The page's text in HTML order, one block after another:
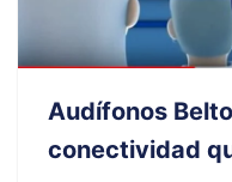
Audífonos
conectividad